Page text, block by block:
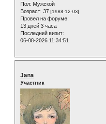
Пол: Мужской
Возраст: 37 [1988-12-03]
Провел на форуме:
13 дней 3 часа
Последний визит:
06-08-2026 11:34:51
Jana
Участник